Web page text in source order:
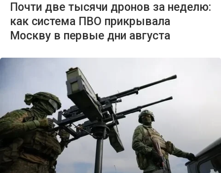
Почти две тысячи дронов за неделю:
как система ПВО прикрывала
Москву в первые дни августа